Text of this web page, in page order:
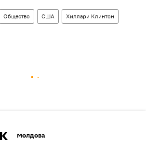
Общество США Хиллари Клинтон
Молдова